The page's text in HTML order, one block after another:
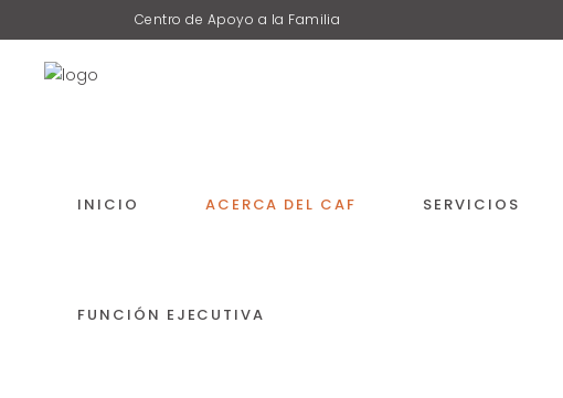
Centro de Apoyo a la Familia
INICIO ACERCA DEL CAF SERVICIOS
FUNCIÓN EJECUTIVA